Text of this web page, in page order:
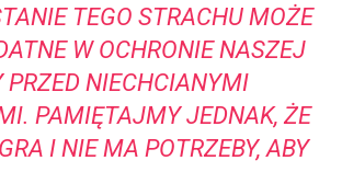
TEGO STRACHU MOŻE
W OCHRONIE NASZEJ
PRZED NIECHCIANYMI
PAMIĘTAJMY JEDNAK, ŻE
I NIE MA POTRZEBY, ABY